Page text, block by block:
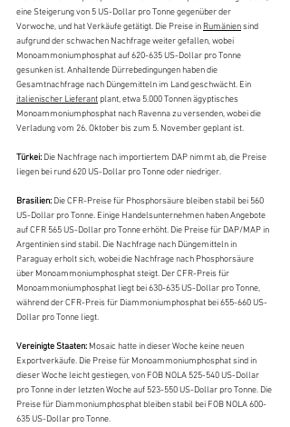
eine Steigerung von 5 US-Dollar pro Tonne gegenüber der
Vorwoche, und hat Verkäufe getätigt. Die Preise in Rumänien sind
aufgrund der schwachen Nachfrage weiter gefallen, wobei
Monoammoniumphosphat auf 620-635 US-Dollar pro Tonne
gesunken ist. Anhaltende Dürrebedingungen haben die
Gesamtnachfrage nach Düngemitteln im Land geschwächt. Ein
italienischer Lieferant plant, etwa 5.000 Tonnen ägyptisches
Monoammoniumphosphat nach Ravenna zu versenden, wobei die
Verladung vom 26. Oktober bis zum 5. November geplant ist.
Türkei: Die Nachfrage nach importiertem DAP nimmt ab, die Preise
liegen bei rund 620 US-Dollar pro Tonne oder niedriger.
Brasilien: Die CFR-Preise für Phosphorsäure bleiben stabil bei 560
US-Dollar pro Tonne. Einige Handelsunternehmen haben Angebote
auf CFR 565 US-Dollar pro Tonne erhöht. Die Preise für DAP/MAP in
Argentinien sind stabil. Die Nachfrage nach Düngemitteln in
Paraguay erholt sich, wobei die Nachfrage nach Phosphorsäure
über Monoammoniumphosphat steigt. Der CFR-Preis für
Monoammoniumphosphat liegt bei 630-635 US-Dollar pro Tonne,
während der CFR-Preis für Diammoniumphosphat bei 655-660 US-
Dollar pro Tonne liegt.
Vereinigte Staaten: Mosaic hatte in dieser Woche keine neuen
Exportverkäufe. Die Preise für Monoammoniumphosphat sind in
dieser Woche leicht gestiegen, von FOB NOLA 525-540 US-Dollar
pro Tonne in der letzten Woche auf 523-550 US-Dollar pro Tonne. Die
Preise für Diammoniumphosphat bleiben stabil bei FOB NOLA 600-
635 US-Dollar pro Tonne.